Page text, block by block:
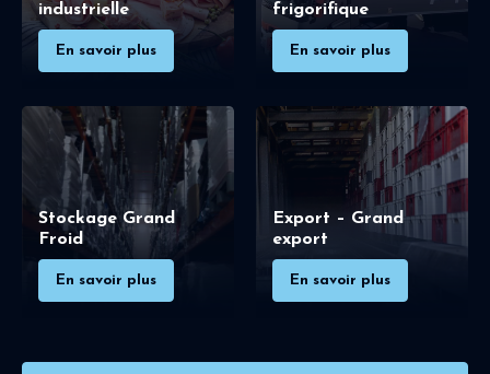
industrielle
En savoir plus
frigorifique
En savoir plus
Stockage Grand
Froid
En savoir plus
Export – Grand
export
En savoir plus